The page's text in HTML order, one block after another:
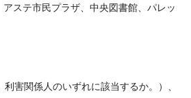
ステ市民プラザ、中央図書館、パレッ
害関係人のいずれに該当するか。）、